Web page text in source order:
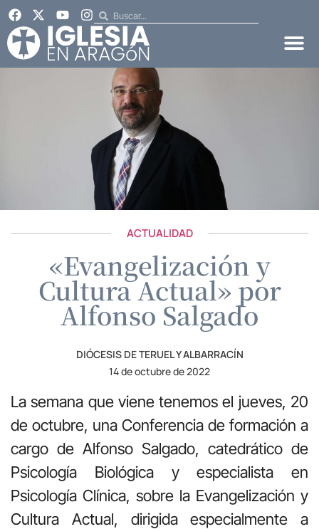
ACTUALIDAD
«Evangelización y
Cultura Actual» por
Alfonso Salgado
DIÓCESIS DE TERUEL Y ALBARRACÍN
14 de octubre de 2022
La semana que viene tenemos el jueves, 20
de octubre, una Conferencia de formación a
cargo de Alfonso Salgado, catedrático de
Psicología Biológica y especialista en
Psicología Clínica, sobre la Evangelización y
Cultura Actual, dirigida especialmente a